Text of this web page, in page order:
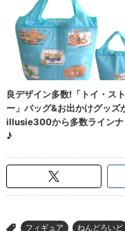
フィギュア ねんどろいど